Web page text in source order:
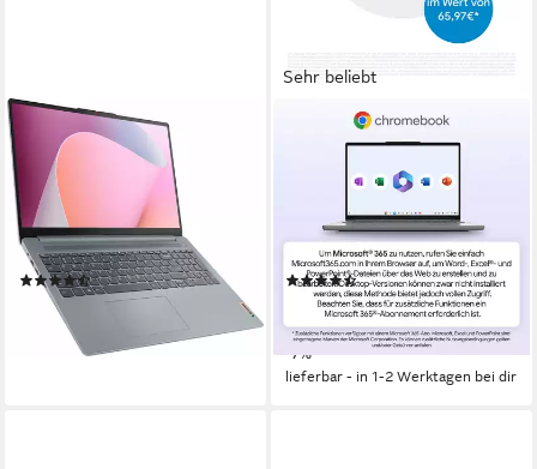
IdeaPad Slim 3 16ABR8
Notebook
16 Zoll
Bildschirmdiagonale
AMD Ryzen 5 Prozessor
Radeon Graphics Grafikkarte
(12)
549,00 €
15,94 €
lieferbar - in 1-2 Werktagen bei dir
Sehr beliebt
IdeaPad 3 Chrome 15IJL6
Chromebook
Bildschirmdiagonale
Intel Celeron Prozessor
UHD Graphics Grafikkarte
(480)
279,00 € UVP299,00 €
13,86 €mtl. in 24 Raten
-7%
lieferbar - in 1-2 Werktagen bei dir